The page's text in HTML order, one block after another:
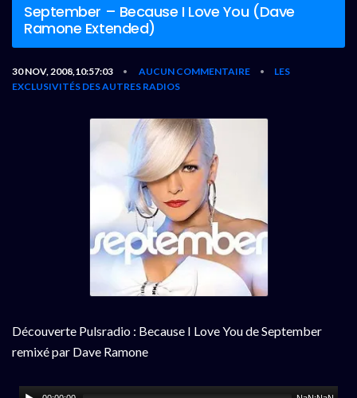
September – Because I Love You (Dave
Ramone Extended)
30 NOV, 2008,10:57:03 • AUCUN COMMENTAIRE •
LES
EXCLUSIVITÉS DES AUTRES RADIOS
Découverte Pulsradio : Because I Love You de September
remixé par Dave Ramone